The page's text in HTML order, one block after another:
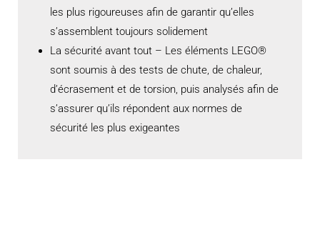
les plus rigoureuses afin de garantir qu’elles
s’assemblent toujours solidement
La sécurité avant tout – Les éléments LEGO®
sont soumis à des tests de chute, de chaleur,
d’écrasement et de torsion, puis analysés afin de
s’assurer qu’ils répondent aux normes de
sécurité les plus exigeantes